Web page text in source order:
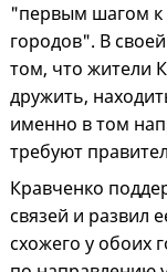
"первым шагом к
городов". В
том, что жители
дружить,
именно в том
требуют
Кравченко
связей и развил
схожего у обоих